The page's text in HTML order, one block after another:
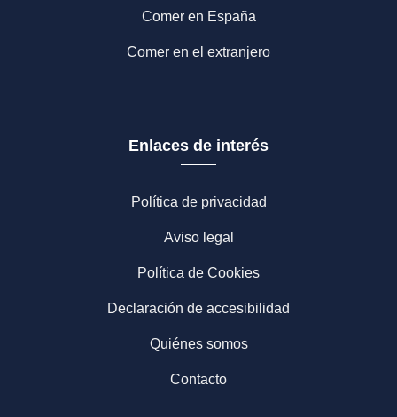
Comer en España
Comer en el extranjero
Enlaces de interés
Política de privacidad
Aviso legal
Política de Cookies
Declaración de accesibilidad
Quiénes somos
Contacto